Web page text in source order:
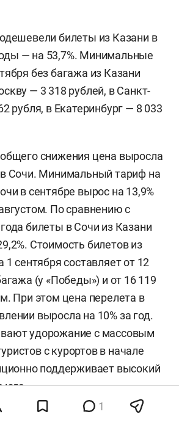
билеты из Казани в
— на 53,7%. Минимальные
без багажа из Казани
— 3 318 рублей, в Санкт-
рубля, в Екатеринбург — 8 033
снижения цена выросла
Сочи. Минимальный тариф на
в сентябре вырос на 13,9%
По сравнению с
билеты в Сочи из Казани
Стоимость билетов из
1 сентября составляет от 12
(у «Победы») и от 16 119
При этом цена перелета в
выросла на 10% за год.
удорожание с массовым
с курортов в начале
поддерживает высокий
юга.
что в целом осеннее снижение
1